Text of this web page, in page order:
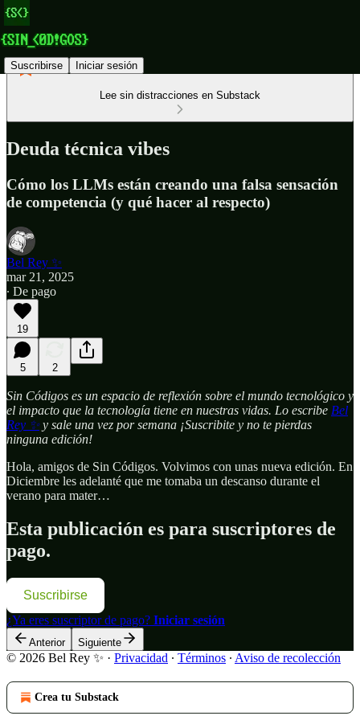
Suscribirse Iniciar sesión
Lee sin distracciones en Substack
Deuda técnica vibes
Cómo los LLMs están creando una falsa sensación
de competencia (y qué hacer al respecto)
Bel Rey ✨
mar 21, 2025
∙ De pago
19
5 2
Sin Códigos es un espacio de reflexión sobre el mundo tecnológico y
el impacto que la tecnología tiene en nuestras vidas. Lo escribe Bel
Rey ✨y sale una vez por semana ¡Suscribite y no te pierdas
ninguna edición!
Hola, amigos de Sin Códigos. Volvimos con unas nueva edición. En
Diciembre les adelanté que me tomaba un descanso durante el
verano para mater…
Esta publicación es para suscriptores de
pago.
Suscribirse
¿Ya eres suscriptor de pago? Iniciar sesión
Anterior Siguiente
© 2026 Bel Rey ✨ · Privacidad ∙ Términos ∙ Aviso de recolección
Crea tu Substack